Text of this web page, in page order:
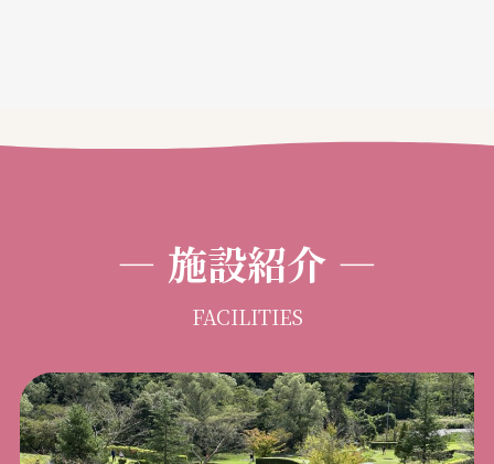
― 施設紹介 ―
FACILITIES